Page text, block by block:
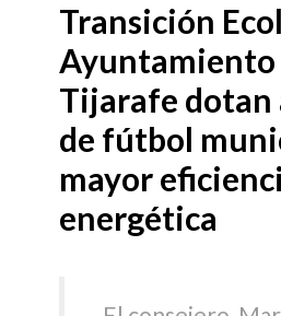
Transición
Ayuntamiento
Tijarafe dotan
de fútbol
mayor
energética